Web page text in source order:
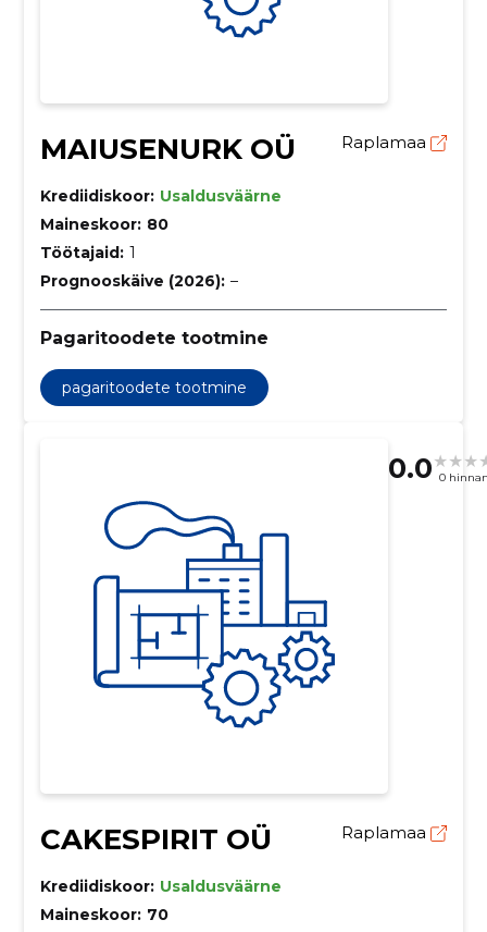
MAIUSENURK OÜ Raplamaa
Krediidiskoor: Usaldusväärne
Maineskoor: 80
Töötajaid: 1
Prognooskäive (2026): –
Pagaritoodete tootmine
pagaritoodete tootmine
0.0 0
CAKESPIRIT OÜ Raplamaa
Krediidiskoor: Usaldusväärne
Maineskoor: 70